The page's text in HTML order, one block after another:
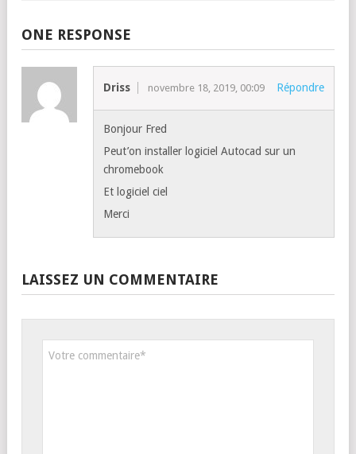
ONE RESPONSE
Driss novembre 18, 2019, 00:09 Répondre
Bonjour Fred
Peut’on installer logiciel Autocad sur un
chromebook
Et logiciel ciel
Merci
LAISSEZ UN COMMENTAIRE